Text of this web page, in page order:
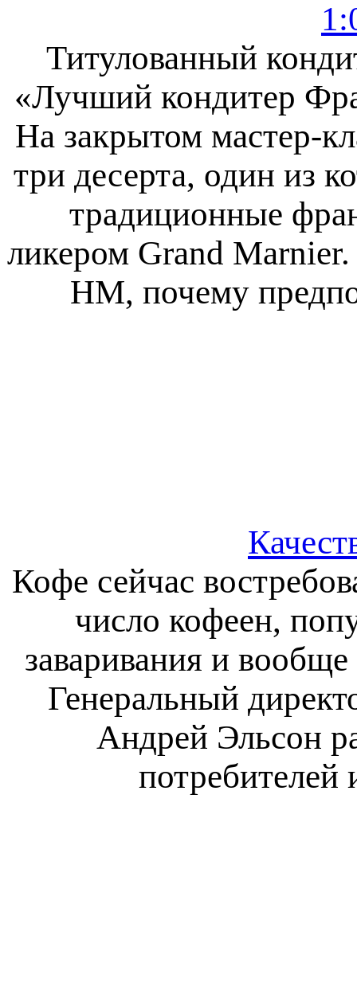
Титулованный
«Лучший кондитер
На закрытом мастер-
три десерта, один из
традиционные
ликером Grand Marnier.
HM, почему
Кофе сейчас
число кофеен,
заваривания и
Генеральный
Андрей Эльсон
потребителей